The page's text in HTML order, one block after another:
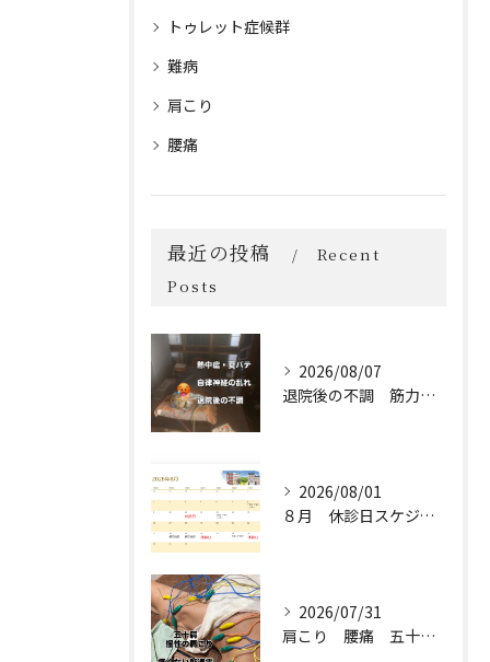
トゥレット症候群
難病
肩こり
腰痛
最近の投稿
Recent
Posts
2026/08/07
退院後の不調 筋力低下 熱中症 自律神経の乱れ
2026/08/01
８月 休診日スケジュール🗓️
2026/07/31
肩こり 腰痛 五十肩 保険